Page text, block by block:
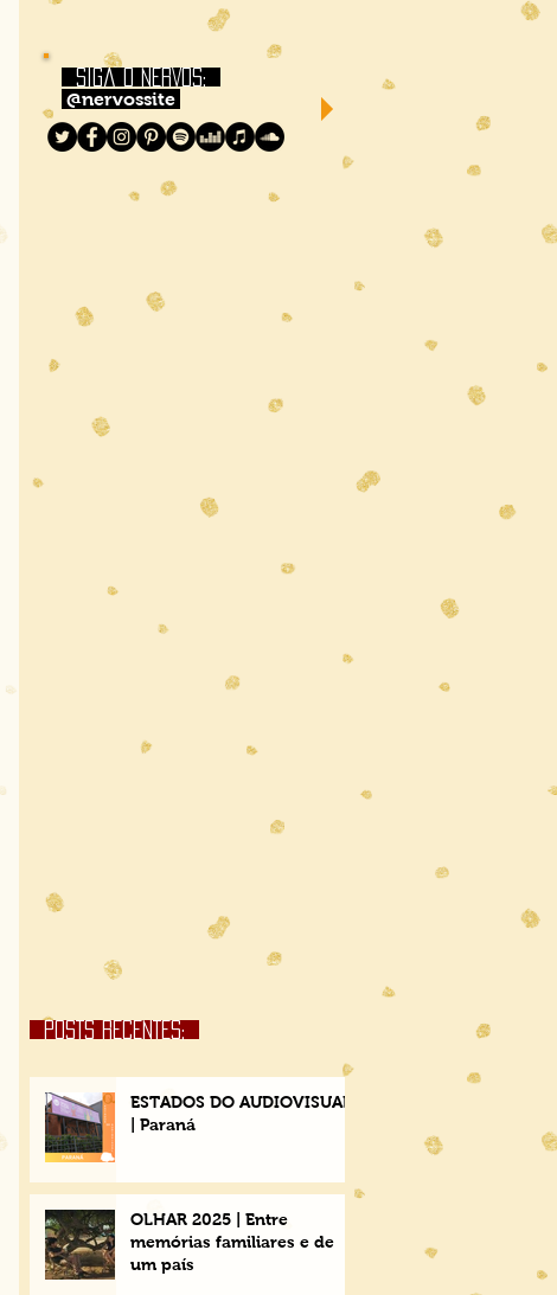
siga o NERVOS:
@nervossite
POSTS RECENTES;
ESTADOS DO AUDIOVISUAL
| Paraná
OLHAR 2025 | Entre
memórias familiares e de
um país